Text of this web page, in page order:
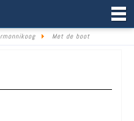
Met de boot